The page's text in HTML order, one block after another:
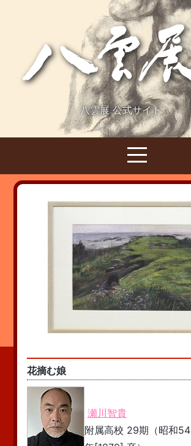
八雲展 公式サイト
花摘む娘
瀬川智貴
附属高校 29期（昭和54